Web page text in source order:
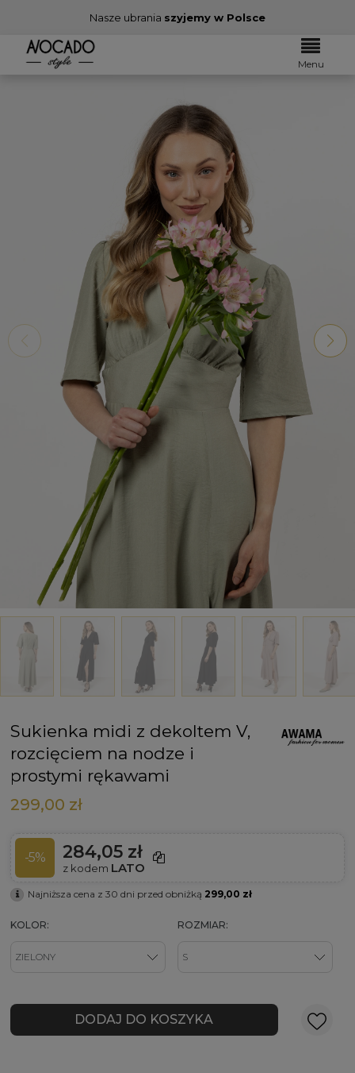
Nasze ubrania szyjemy w Polsce
Menu
Sukienka midi z dekoltem V,
rozcięciem na nodze i
prostymi rękawami
299,00 zł
-5% 284,05 zł
z kodem LATO
Najniższa cena z 30 dni przed obniżką 299,00 zł
KOLOR: ROZMIAR:
DODAJ DO KOSZYKA